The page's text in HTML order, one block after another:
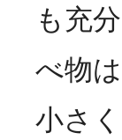
も充
べ物
小さ